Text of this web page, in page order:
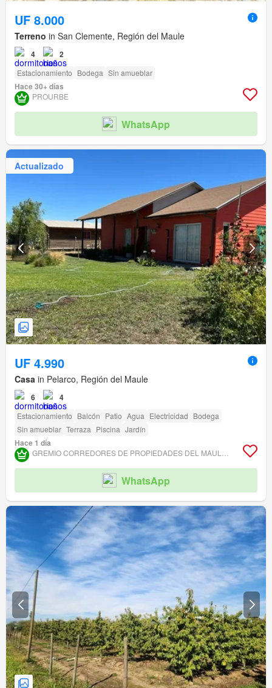
UF 8.000
Terreno in San Clemente, Región del Maule
4 2
Estacionamiento Bodega Sin amueblar
Hace 30+ días
PROURBE
WhatsApp
Actualizado
UF 4.990
Casa in Pelarco, Región del Maule
6 4
Estacionamiento Balcón Patio Agua Electricidad Bodega
Sin amueblar Terraza Piscina Jardín
Hace 1 día
WhatsApp